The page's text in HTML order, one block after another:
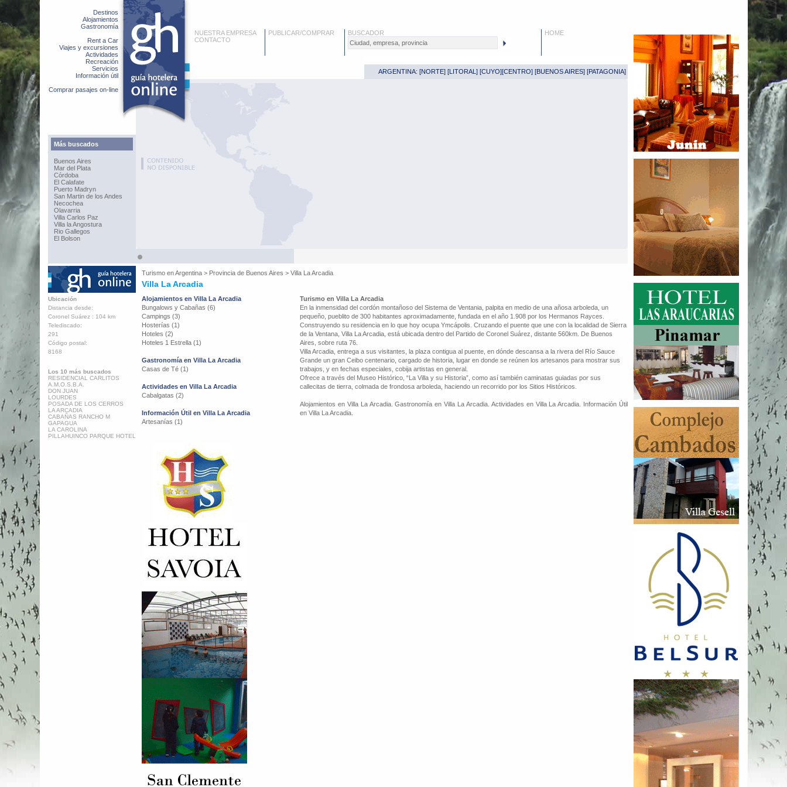
Destinos
Alojamientos
Gastronomía
Rent a Car
Viajes y excursiones
Actividades
Recreación
Servicios
Información útil
Comprar pasajes on-line
Más buscados
Buenos Aires
Mar del Plata
Córdoba
El Calafate
Puerto Madryn
San Martin de los Andes
Necochea
Olavarria
Villa Carlos Paz
Villa la Angostura
Rio Gallegos
El Bolson
NUESTRA EMPRESA
CONTACTO
PUBLICAR/COMPRAR BUSCADOR HOME
ARGENTINA: [NORTE] [LITORAL ] [CUYO][CENTRO] [BUENOS AIRES] [PATAGONIA]
Turismo enArgentina > Provincia de Buenos Aires > Villa La Arcadia
Villa La Arcadia
Ubicación
Distancia desde:
Coronel Suárez : 104 km
Telediscado:
291
Código postal:
8168
Los 10 más buscados
RESIDENCIAL CARLITOS
A.M.O.S.B.A.
DON JUAN
LOURDES
POSADA DE LOS CERROS
LA ARCADIA
CABAÑAS RANCHO M
GAPAGUA
LA CAROLINA
PILLAHUINCO PARQUE HOTEL
Alojamientos en Villa La Arcadia
Bungalows y Cabañas (6)
Campings (3)
Hosterías (1)
Hoteles (2)
Hoteles 1 Estrella (1)
Gastronomía en Villa La Arcadia
Casas de Té (1)
Actividades en Villa La Arcadia
Cabalgatas (2)
Información Útil en Villa La Arcadia
Artesanías (1)
Turismo en Villa La Arcadia
En la inmensidad del cordón montañoso del Sistema de Ventania, palpita en medio de una añosa arboleda, un
pequeño, pueblito de 300 habitantes aproximadamente, fundada en el año 1.908 por los Hermanos Rayces.
Construyendo su residencia en lo que hoy ocupa Ymcápolis. Cruzando el puente que une con la localidad de Sierra
de la Ventana, Villa La Arcadia, está ubicada dentro del Partido de Coronel Suárez, distante 560km. De Buenos
Aires, sobre ruta 76.
Villa Arcadia, entrega a sus visitantes, la plaza contigua al puente, en dónde descansa a la rivera del Río Sauce
Grande un gran Ceibo centenario, cargado de historia, lugar en donde se reúnen los artesanos para mostrar sus
trabajos, y en fechas especiales, cobija artistas en general.
Ofrece a través del Museo Histórico, “La Villa y su Historia”, como así también caminatas guiadas por sus
callecitas de tierra, colmada de frondosa arboleda, haciendo un recorrido por los Sitios Históricos.
Alojamientos en Villa La Arcadia. Gastronomía en Villa La Arcadia. Actividades en Villa La Arcadia. Información Útil
en Villa La Arcadia.